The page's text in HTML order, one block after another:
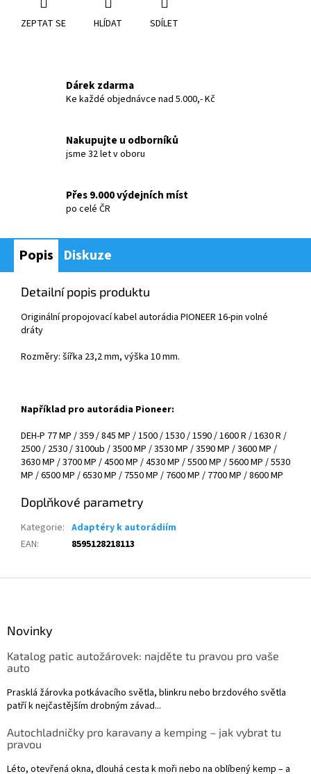
ZEPTAT SE HLÍDAT SDÍLET
Dárek zdarma
Ke každé objednávce nad 5.000,- Kč
Nakupujte u odborníků
jsme 32 let v oboru
Přes 9.000 výdejních míst
po celé ČR
Popis Diskuze
Detailní popis produktu
Originální propojovací kabel autorádia PIONEER 16-pin volné
dráty
Rozměry: šířka 23,2 mm, výška 10 mm.
Například pro autorádia Pioneer:
DEH-P 77 MP / 359 / 845 MP / 1500 / 1530 / 1590 / 1600 R / 1630 R /
2500 / 2530 / 3100ub / 3500 MP / 3530 MP / 3590 MP / 3600 MP /
3630 MP / 3700 MP / 4500 MP / 4530 MP / 5500 MP / 5600 MP / 5530
MP / 6500 MP / 6530 MP / 7550 MP / 7600 MP / 7700 MP / 8600 MP
Doplňkové parametry
Kategorie: Adaptéry k autorádiím
EAN: 8595128218113
Novinky
Katalog patic autožárovek: najděte tu pravou pro vaše
auto
Prasklá žárovka potkávacího světla, blinkru nebo brzdového světla
patří k nejčastějším drobným závad...
Autochladničky pro karavany a kemping – jak vybrat tu
pravou
Léto, otevřená okna, dlouhá cesta k moři nebo na oblíbený kemp – a